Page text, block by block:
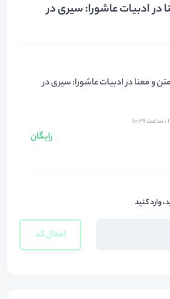
در ادبیات عاشورا: سیری در
و معنا در ادبیات عاشورا: سیری در
رایگان
وارد کنید
اعمال کد